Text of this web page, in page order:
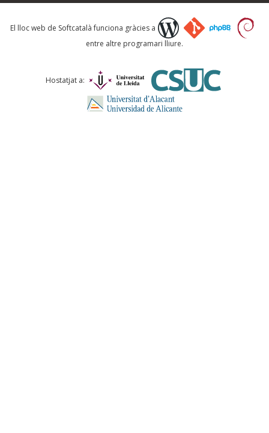
Què proposeu?
Comentari *
El lloc web de Softcatalà funciona gràcies a
entre altre programari lliure.
Hostatjat a: